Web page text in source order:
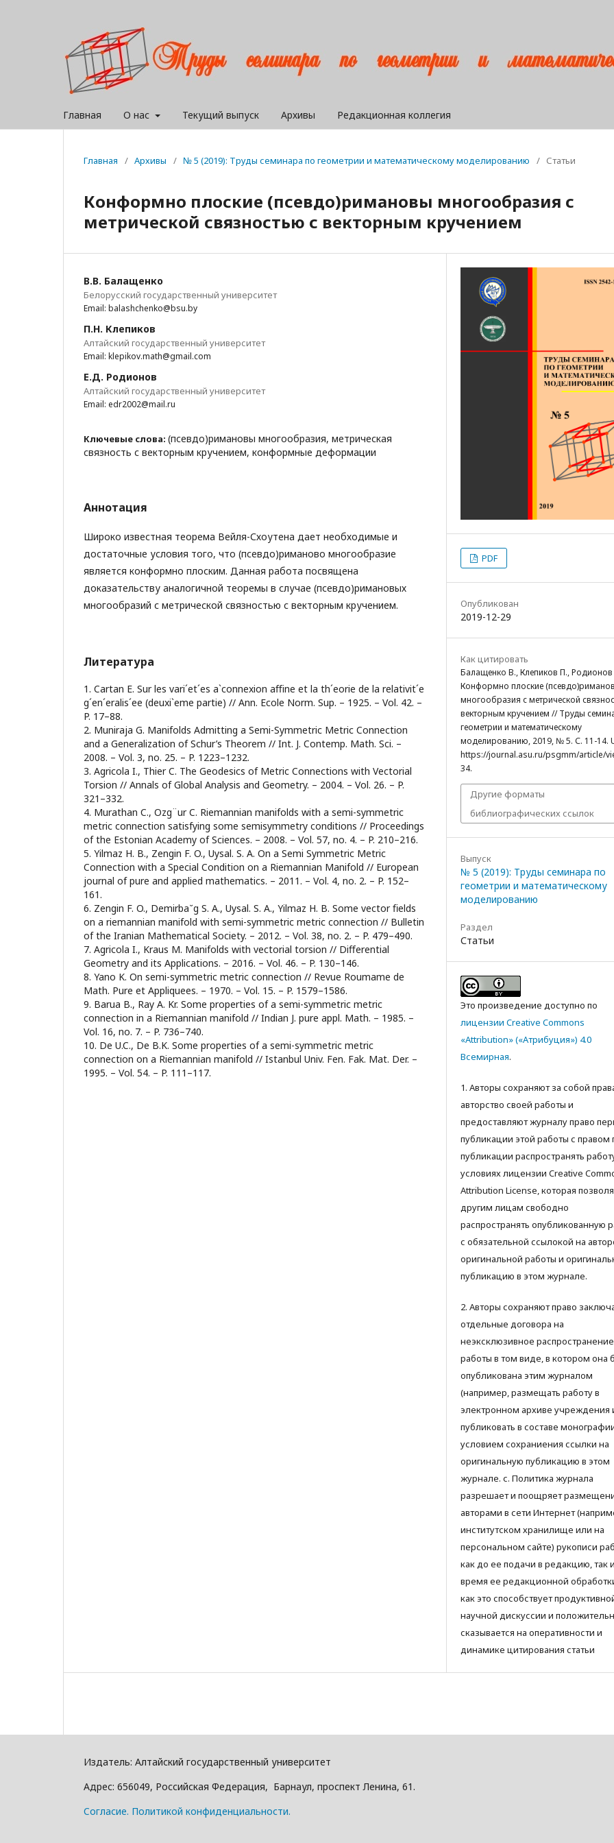
Главная О нас Текущий выпуск Архивы Редакционная коллегия
Главная / Архивы / № 5 (2019): Труды семинара по геометрии и математическому моделированию / Статьи
Конформно плоские (псевдо)римановы многообразия с
метрической связностью с векторным кручением
В.В. Балащенко
Белорусский государственный университет
Email: balashchenko@bsu.by
П.Н. Клепиков
Алтайский государственный университет
Email: klepikov.math@gmail.com
Е.Д. Родионов
Алтайский государственный университет
Email: edr2002@mail.ru
Ключевые слова: (псевдо)римановы многообразия, метрическая
связность с векторным кручением, конформные деформации
Аннотация
Широко известная теорема Вейля-Схоутена дает необходимые и
достаточные условия того, что (псевдо)риманово многообразие
является конформно плоским. Данная работа посвящена
доказательству аналогичной теоремы в случае (псевдо)римановых
многообразий с метрической связностью с векторным кручением.
Литература
1. Cartan E. Sur les vari´et´es a`connexion aﬃne et la th´eorie de la relativit´e
g´en´eralis´ee (deuxi`eme partie) // Ann. Ecole Norm. Sup. – 1925. – Vol. 42. –
P. 17–88.
2. Muniraja G. Manifolds Admitting a Semi-Symmetric Metric Connection
and a Generalization of Schur’s Theorem // Int. J. Contemp. Math. Sci. –
2008. – Vol. 3, no. 25. – P. 1223–1232.
3. Agricola I., Thier C. The Geodesics of Metric Connections with Vectorial
Torsion // Annals of Global Analysis and Geometry. – 2004. – Vol. 26. – P.
321–332.
4. Murathan C., Ozg¨ur C. Riemannian manifolds with a semi-symmetric
metric connection satisfying some semisymmetry conditions // Proceedings
of the Estonian Academy of Sciences. – 2008. – Vol. 57, no. 4. – P. 210–216.
5. Yilmaz H. B., Zengin F. O., Uysal. S. A. On a Semi Symmetric Metric
Connection with a Special Condition on a Riemannian Manifold // European
journal of pure and applied mathematics. – 2011. – Vol. 4, no. 2. – P. 152–
161.
6. Zengin F. O., Demirba˘g S. A., Uysal. S. A., Yilmaz H. B. Some vector ﬁelds
on a riemannian manifold with semi-symmetric metric connection // Bulletin
of the Iranian Mathematical Society. – 2012. – Vol. 38, no. 2. – P. 479–490.
7. Agricola I., Kraus M. Manifolds with vectorial torsion // Diﬀerential
Geometry and its Applications. – 2016. – Vol. 46. – P. 130–146.
8. Yano K. On semi-symmetric metric connection // Revue Roumame de
Math. Pure et Appliquees. – 1970. – Vol. 15. – P. 1579–1586.
9. Barua B., Ray A. Kr. Some properties of a semi-symmetric metric
connection in a Riemannian manifold // Indian J. pure appl. Math. – 1985. –
Vol. 16, no. 7. – P. 736–740.
10. De U.C., De B.K. Some properties of a semi-symmetric metric
connection on a Riemannian manifold // Istanbul Univ. Fen. Fak. Mat. Der. –
1995. – Vol. 54. – P. 111–117.
PDF
Опубликован
2019-12-29
Как цитировать
Балащенко В., Клепиков П., Родионов
Конформно плоские
многообразия с метрической
векторным кручением // Труды
геометрии и математическому
моделированию, 2019, № 5. С. 11-14.
https://journal.asu.ru/psgmm/article/
34.
Другие форматы
библиографических ссылок
Выпуск
№ 5 (2019): Труды семинара по
геометрии и математическому
моделированию
Раздел
Статьи
Это произведение доступно по
лицензии Creative Commons
«Attribution» («Атрибуция») 4.0
Всемирная.
1. Авторы сохраняют за собой
авторство своей работы и
предоставляют журналу право
публикации этой работы с правом
публикации распространять
условиях лицензии Creative
Attribution License, которая
другим лицам свободно
распространять опубликованную
с обязательной ссылокой на
оригинальной работы и
публикацию в этом журнале.
2. Авторы сохраняют право
отдельные договора на
неэксклюзивное распространение
работы в том виде, в котором она
опубликована этим журналом
(например, размещать работу в
электронном архиве учреждения
публиковать в составе
условием сохраниения ссылки на
оригинальную публикацию в этом
журнале. с. Политика журнала
разрешает и поощряет
авторами в сети Интернет
институтском хранилище или на
персональном сайте) рукописи
как до ее подачи в редакцию, так
время ее редакционной
как это способствует
научной дискуссии и
сказывается на оперативности и
динамике цитирования статьи
Издатель: Алтайский государcтвенный университет
Адрес: 656049, Российская Федерация, Барнаул, проспект Ленина, 61.
Cогласие. Политикой конфиденциальности.